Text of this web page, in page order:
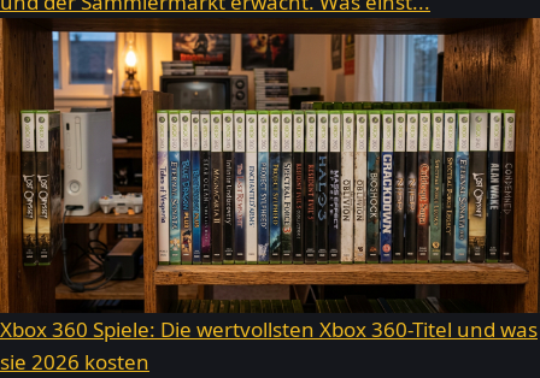
Xbox 360 Spiele: Die wertvollsten Xbox 360-Titel und was
sie 2026 kosten